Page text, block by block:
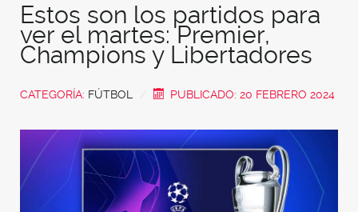
Estos son los partidos para
ver el martes: Premier,
Champions y Libertadores
CATEGORÍA: FÚTBOL PUBLICADO: 20 FEBRERO 2024